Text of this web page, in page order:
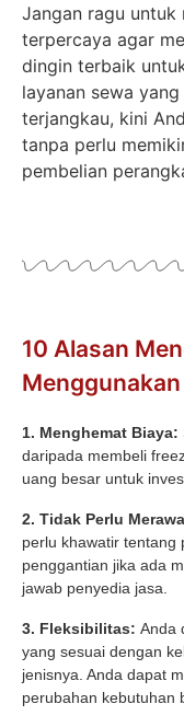
Jangan ragu untuk
terpercaya agar
dingin terbaik
layanan sewa
terjangkau, kini
tanpa perlu
pembelian
10 Alasan
1. Menghemat Biaya:
daripada membeli
uang besar untuk
2. Tidak Perlu
perlu khawatir tentang
penggantian jika ada
jawab penyedia jasa.
3. Fleksibilitas: Anda
yang sesuai dengan
jenisnya. Anda dapat
perubahan kebutuhan